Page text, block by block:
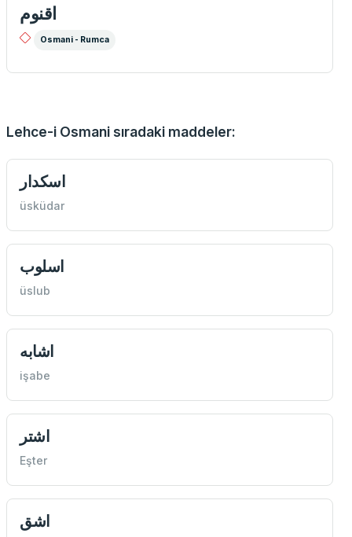
اقنوم
Osmani - Rumca
Lehce-i Osmani sıradaki maddeler:
اسكدار
üsküdar
اسلوب
üslub
اشابه
işabe
اشتر
Eşter
اشق